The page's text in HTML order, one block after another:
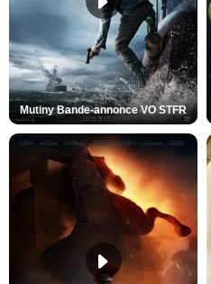
Mutiny Bande-annonce VO STFR